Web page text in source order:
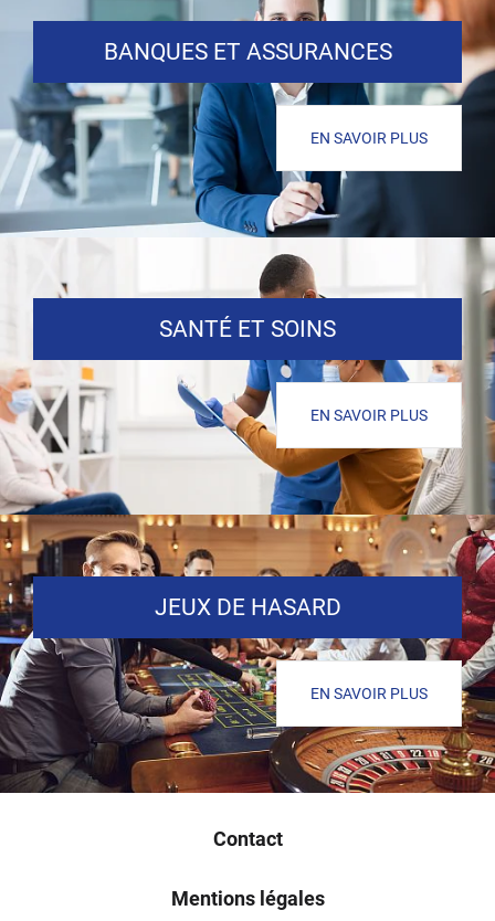
BANQUES ET ASSURANCES
EN SAVOIR PLUS
SANTÉ ET SOINS
EN SAVOIR PLUS
JEUX DE HASARD
EN SAVOIR PLUS
Contact
Mentions légales